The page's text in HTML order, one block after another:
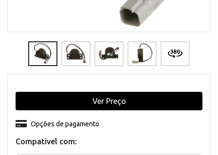
Compativel com:
Opções de pagamento
Ver Preço